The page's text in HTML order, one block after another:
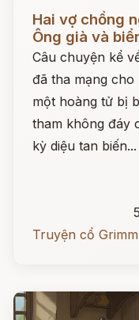
Hai vợ chồng
Ông già và
Câu chuyện kể
đã tha mạng
một hoàng tử bị
tham không đáy
kỳ diệu tan biến...
Truyện cổ Grimm